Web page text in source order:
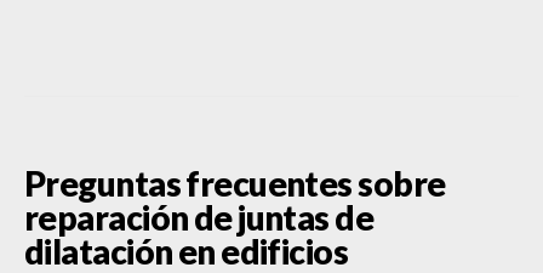
Preguntas frecuentes sobre
reparación de juntas de
dilatación en edificios